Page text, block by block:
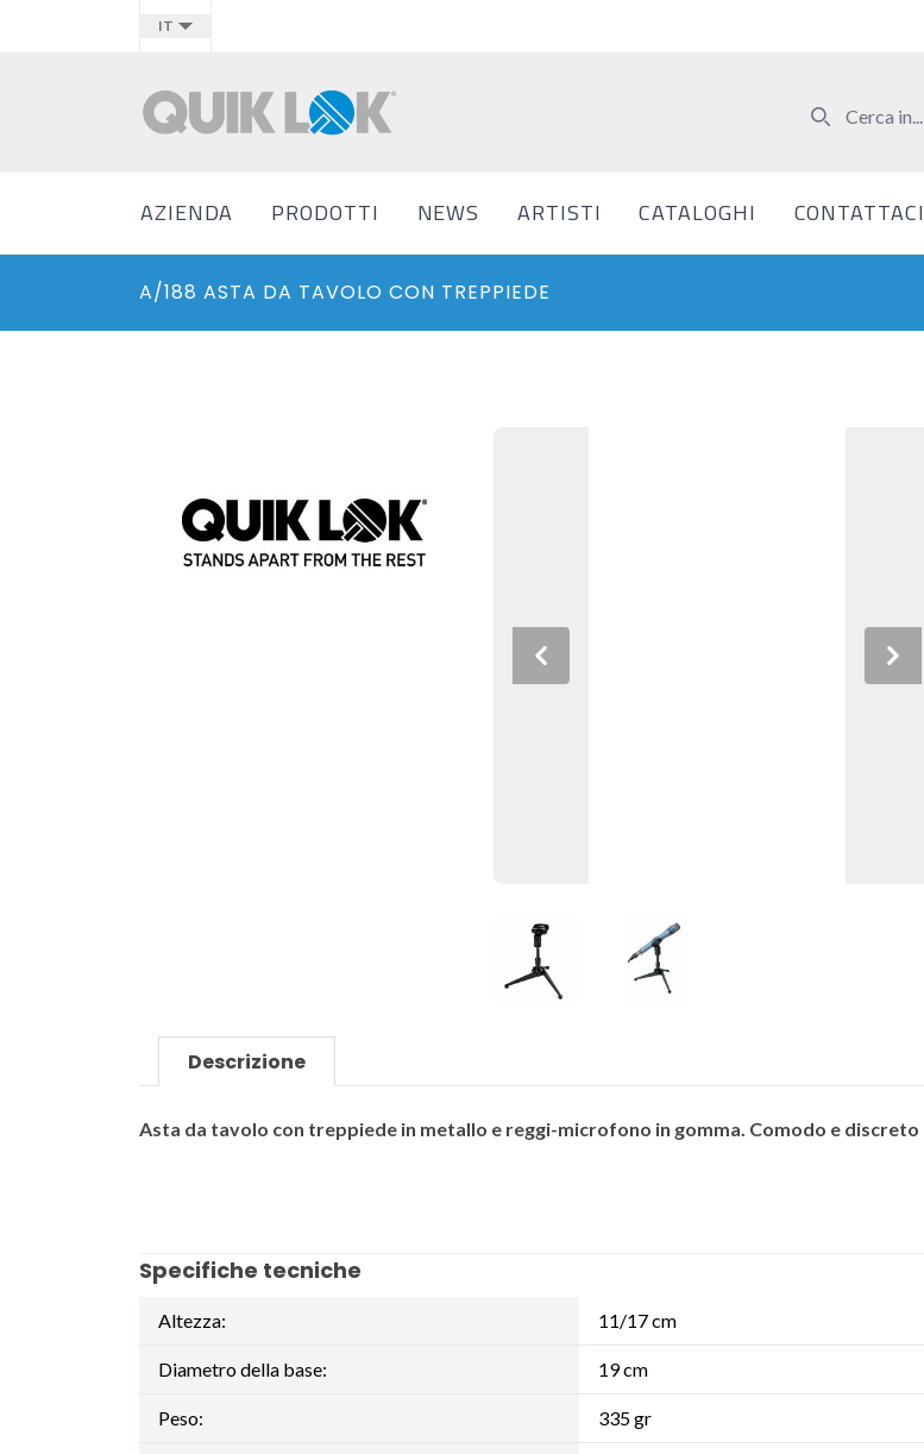
IT
AZIENDA PRODOTTI NEWS ARTISTI CATALOGHI CONTATTACI
A/188 ASTA DA TAVOLO CON TREPPIEDE
Previous Next
Descrizione
Asta da tavolo con treppiede in metallo e reggi-microfono in gomma. Comodo e
Specifiche tecniche
Altezza: 11/17 cm
Diametro della base: 19 cm
Peso: 335 gr